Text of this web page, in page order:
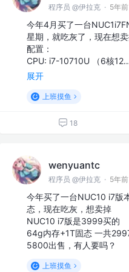
程序员 @伊拉克 · 5年前
今年4月买了一台
星期，就吃灰了，现在想
配置：
CPU: i7-10710U （6核
展开
上班摸鱼
18
wenyuantc
程序员 @伊拉克 · 5年前
今年买了一台NUC10 i7版
态，现在吃灰，想卖掉
NUC10 i7版是3999买的
64g内存+1T固态 一共
5800出售，有人要吗？
上班摸鱼